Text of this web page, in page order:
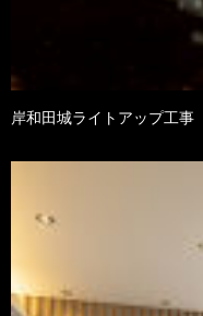
岸和田城ライトアップ工事